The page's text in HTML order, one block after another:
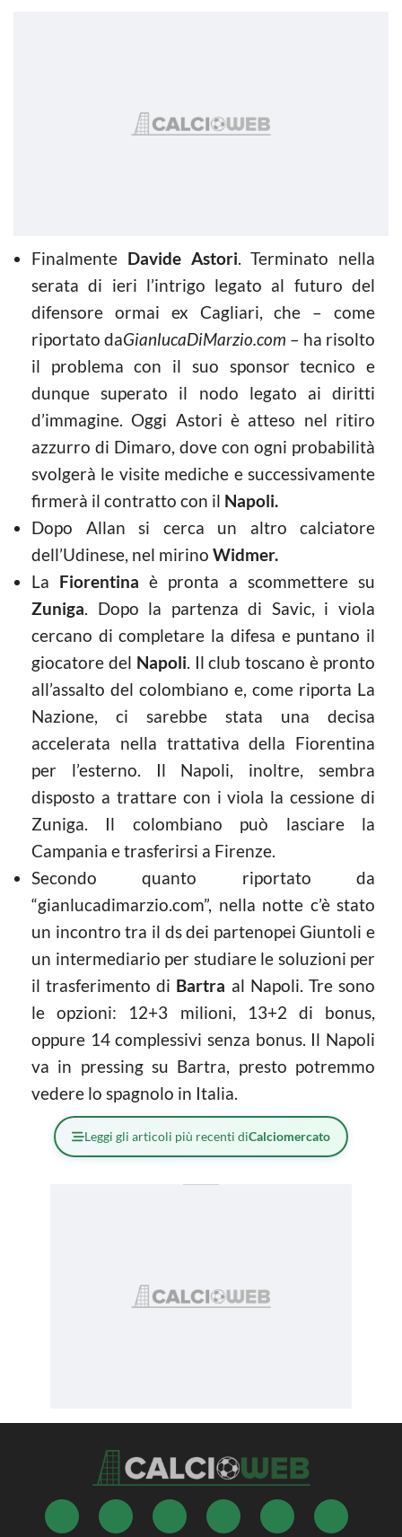
Finalmente Davide Astori. Terminato nella
serata di ieri l’intrigo legato al futuro del
difensore ormai ex Cagliari, che – come
riportato daGianlucaDiMarzio.com – ha risolto
il problema con il suo sponsor tecnico e
dunque superato il nodo legato ai diritti
d’immagine. Oggi Astori è atteso nel ritiro
azzurro di Dimaro, dove con ogni probabilità
svolgerà le visite mediche e successivamente
firmerà il contratto con il Napoli.
Dopo Allan si cerca un altro calciatore
dell’Udinese, nel mirino Widmer.
La Fiorentina è pronta a scommettere su
Zuniga. Dopo la partenza di Savic, i viola
cercano di completare la difesa e puntano il
giocatore del Napoli. Il club toscano è pronto
all’assalto del colombiano e, come riporta La
Nazione, ci sarebbe stata una decisa
accelerata nella trattativa della Fiorentina
per l’esterno. Il Napoli, inoltre, sembra
disposto a trattare con i viola la cessione di
Zuniga. Il colombiano può lasciare la
Campania e trasferirsi a Firenze.
Secondo quanto riportato da
“gianlucadimarzio.com”, nella notte c’è stato
un incontro tra il ds dei partenopei Giuntoli e
un intermediario per studiare le soluzioni per
il trasferimento di Bartra al Napoli. Tre sono
le opzioni: 12+3 milioni, 13+2 di bonus,
oppure 14 complessivi senza bonus. Il Napoli
va in pressing su Bartra, presto potremmo
vedere lo spagnolo in Italia.
Leggi gli articoli più recenti diCalciomercato